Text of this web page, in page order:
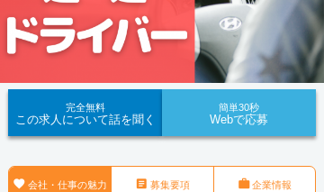
完全無料
この求人について話を聞く
簡単30秒
Webで応募
 会社・仕事の魅力  募集要項 企業情報